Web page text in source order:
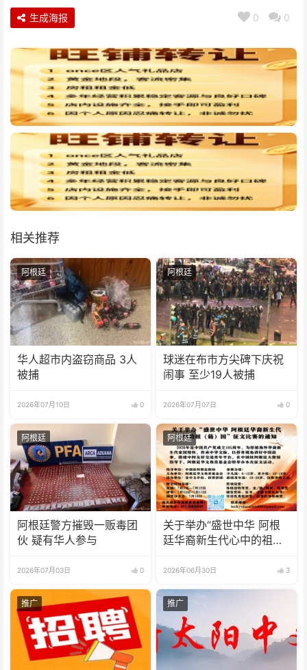
0 0
生成海报
相关推荐
阿根廷
华人超市内盗窃商品 3人
被捕
2026年07月10日 0
阿根廷
球迷在布市方尖碑下庆祝
闹事 至少19人被捕
2026年07月07日 0
阿根廷
阿根廷警方摧毁一贩毒团
伙 疑有华人参与
2026年07月03日 0
阿根廷
关于举办“盛世中华 阿根
廷华裔新生代心中的祖
2026年06月30日 3
推广 推广